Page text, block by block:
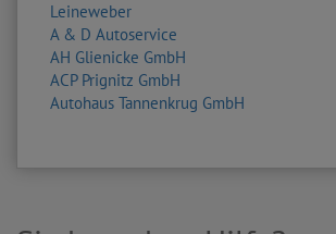
Leineweber
A & D Autoservice
AH Glienicke GmbH
ACP Prignitz GmbH
Autohaus Tannenkrug GmbH